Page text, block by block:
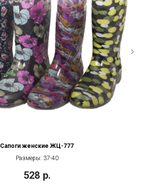
Сапоги женские ЖЦ-777
Размеры: 37-40
528 р.